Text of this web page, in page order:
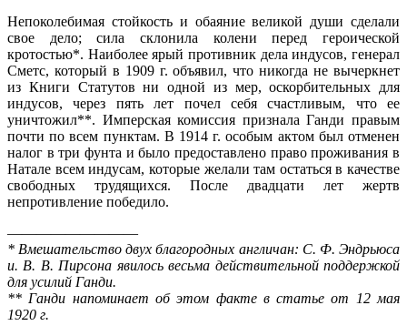
Непоколебимая стойкость и обаяние великой души сделали
свое дело; сила склонила колени перед героической
кротостью*. Наиболее ярый противник дела индусов, генерал
Сметс, который в 1909 г. объявил, что никогда не вычеркнет
из Книги Статутов ни одной из мер, оскорбительных для
индусов, через пять лет почел себя счастливым, что ее
уничтожил**. Имперская комиссия признала Ганди правым
почти по всем пунктам. В 1914 г. осо­бым актом был отменен
налог в три фунта и было предостав­лено право проживания в
Натале всем индусам, которые жела­ли там остаться в качестве
свободных трудящихся. После два­дцати лет жертв
непротивление победило.
—————————
* Вмешательство двух благородных англичан: С. Ф. Эндрьюса
и. В. В. Пирсона явилось весьма действительной поддержкой
для усилий Ганди.
** Ганди напоминает об этом факте в статье от 12 мая
1920 г.